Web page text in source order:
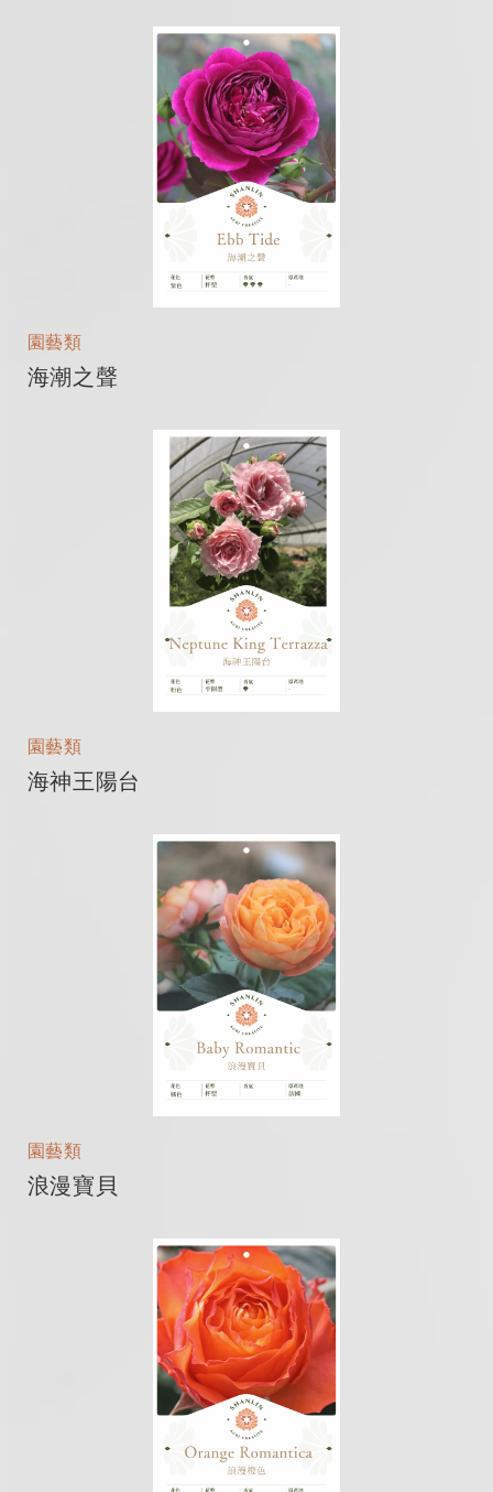
園藝類
海潮之聲
園藝類
海神王陽台
園藝類
浪漫寶貝